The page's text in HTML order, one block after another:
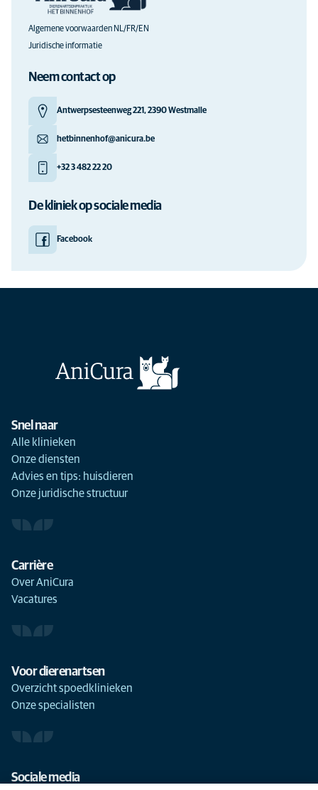
Algemene voorwaarden NL/FR/EN
Juridische informatie
Neem contact op
Antwerpsesteenweg 221, 2390 Westmalle
hetbinnenhof@anicura.be
+32 3 482 22 20
De kliniek op sociale media
Facebook
Snel naar
Alle klinieken
Onze diensten
Advies en tips: huisdieren
Onze juridische structuur
Carrière
Over AniCura
Vacatures
Voor dierenartsen
Overzicht spoedklinieken
Onze specialisten
Sociale media